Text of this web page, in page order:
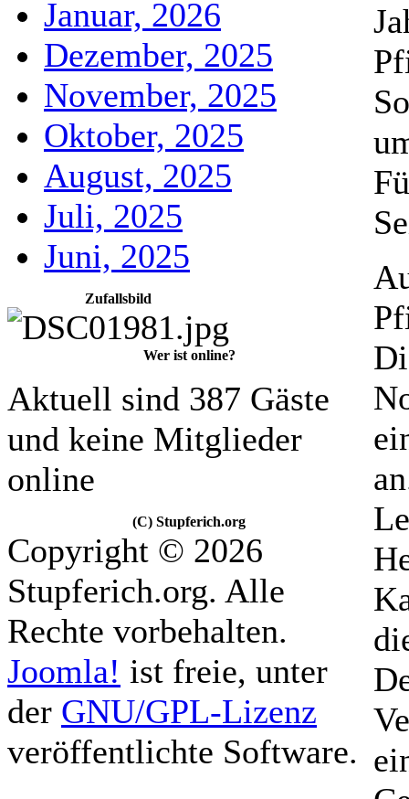
Januar, 2026
Dezember, 2025
November, 2025
Oktober, 2025
August, 2025
Juli, 2025
Juni, 2025
Zufallsbild
Wer ist online?
Aktuell sind 387 Gäste
und keine Mitglieder
online
(C) Stupferich.org
Copyright © 2026
Stupferich.org. Alle
Rechte vorbehalten.
Joomla! ist freie, unter
der GNU/GPL-Lizenz
veröffentlichte Software.